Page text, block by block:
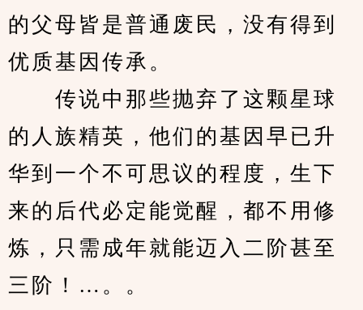
的父母皆是普通废民，没有得到
优质基因传承。
传说中那些抛弃了这颗星球
的人族精英，他们的基因早已升
华到一个不可思议的程度，生下
来的后代必定能觉醒，都不用修
炼，只需成年就能迈入二阶甚至
三阶！…。。